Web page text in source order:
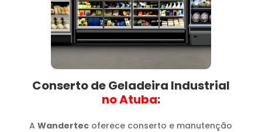
Conserto de Geladeira Industrial
no Atuba​:
AWandertec oferece conserto e manutenção